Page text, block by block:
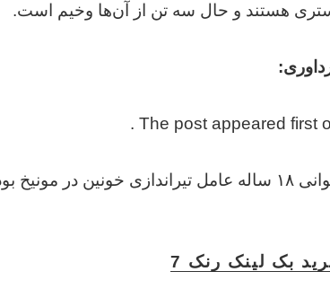
هستند و حال سه تن از آن‌ها وخیم است.
The post appeared first
تیراندازی خونین در مونیخ بود
بک لینک رنک 7